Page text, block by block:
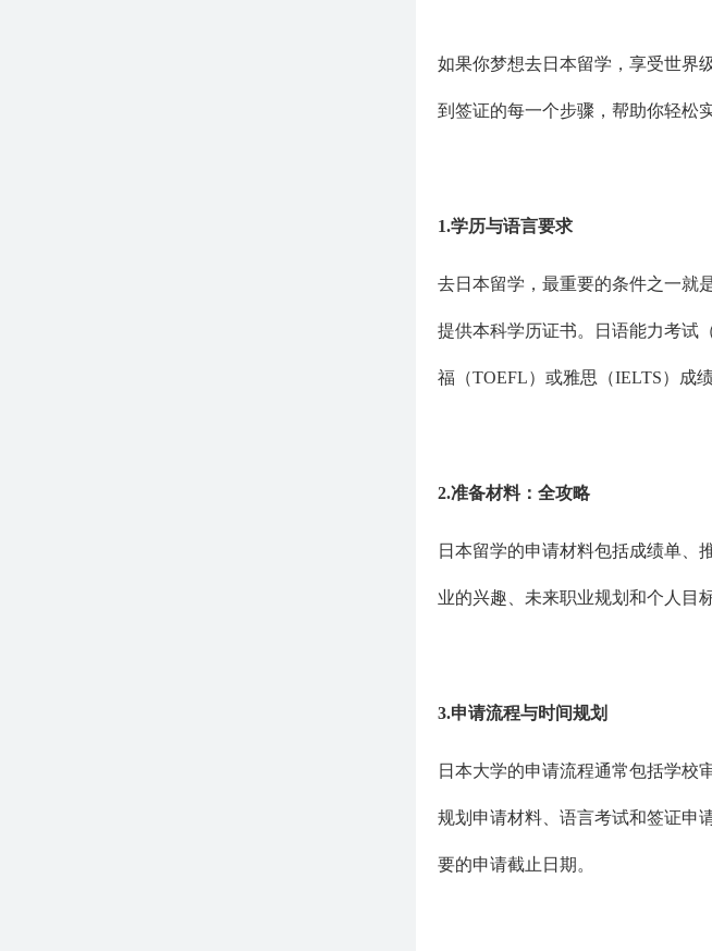
如果你梦想去日本留学，享受世界
到签证的每一个步骤，帮助你轻松
1.学历与语言要求
去日本留学，最重要的条件之一就
提供本科学历证书。日语能力考试
福（TOEFL）或雅思（IELTS）成
2.准备材料：全攻略
日本留学的申请材料包括成绩单、
业的兴趣、未来职业规划和个人目
3.申请流程与时间规划
日本大学的申请流程通常包括学校
规划申请材料、语言考试和签证申
要的申请截止日期。